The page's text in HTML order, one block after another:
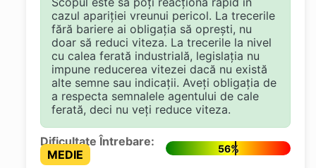
cazul apariției vreunui pericol. La trecerile
fără bariere ai obligația să oprești, nu
doar să reduci viteza. La trecerile la nivel
cu calea ferată industrială, legislația nu
impune reducerea vitezei dacă nu există
alte semne sau indicații. Aveți obligația de
a respecta semnalele agentului de cale
ferată, deci nu veți reduce viteza.
Dificultate Întrebare:
MEDIE
56%